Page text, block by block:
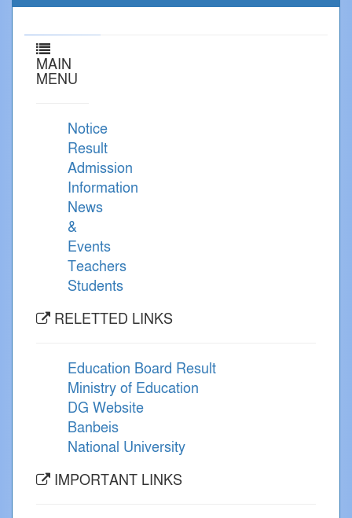
MAIN
MENU
Notice
Result
Admission
Information
News
&
Events
Teachers
Students
RELETTED LINKS
Education Board Result
Ministry of Education
DG Website
Banbeis
National University
IMPORTANT LINKS